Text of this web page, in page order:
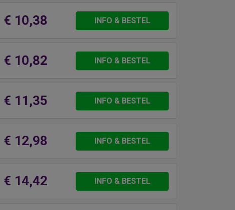
€ 10,38 INFO & BESTEL
€ 10,82 INFO & BESTEL
€ 11,35 INFO & BESTEL
€ 12,98 INFO & BESTEL
€ 14,42 INFO & BESTEL